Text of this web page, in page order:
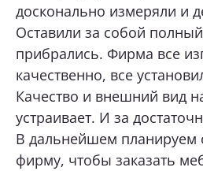
досконально измеряли и
Оставили за собой
прибрались. Фирма все
качественно, все
Качество и внешний вид
устраивает. И за
В дальнейшем планируем
фирму, чтобы заказать